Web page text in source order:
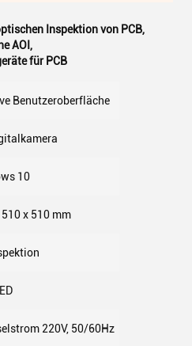
Inspektion von PCB,
AOI ,
für PCB
Benutzeroberfläche
10
510 x 510 mm
220V, 50/60Hz